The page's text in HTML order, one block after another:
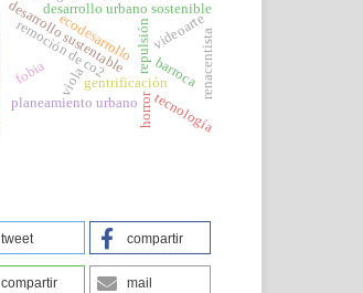
gentrificación
ecodesarrollo repulsión
horror
planeamiento urbano
desarrollo sustentable
desarrollo urbano sostenible
viola
videoarterenacentista
barroca
fobia
remoción de co2
tecnología
tweet compartir
compartir mail